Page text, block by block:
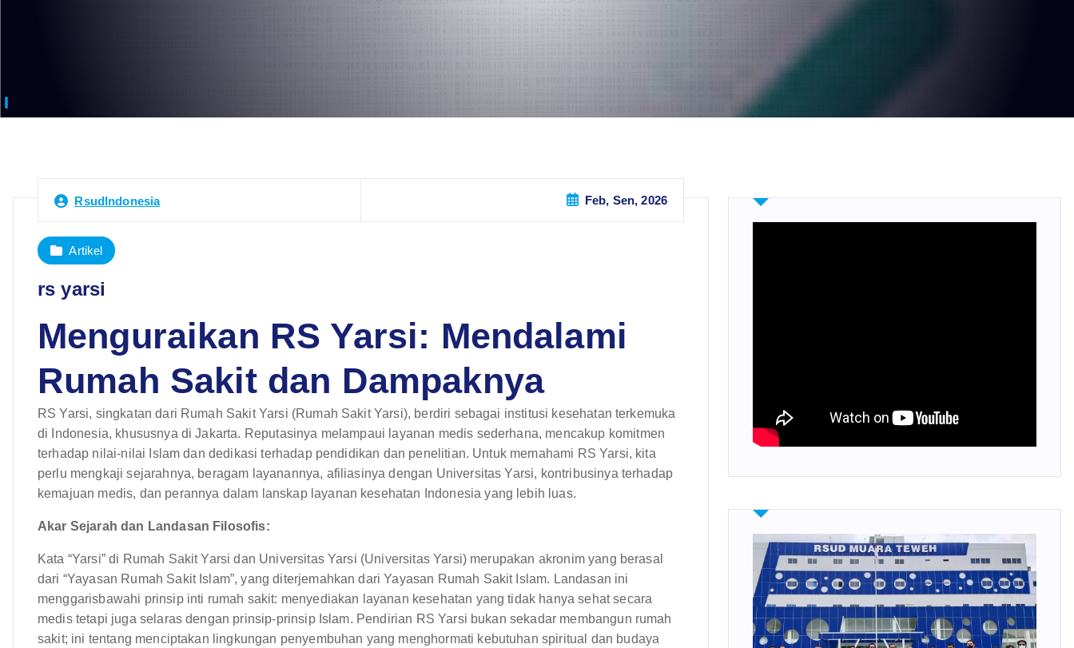
RsudIndonesia Feb, Sen, 2026
Artikel
rs yarsi
Menguraikan RS Yarsi: Mendalami
Rumah Sakit dan Dampaknya
RS Yarsi, singkatan dari Rumah Sakit Yarsi (Rumah Sakit Yarsi), berdiri sebagai institusi kesehatan terkemuka
di Indonesia, khususnya di Jakarta. Reputasinya melampaui layanan medis sederhana, mencakup komitmen
terhadap nilai-nilai Islam dan dedikasi terhadap pendidikan dan penelitian. Untuk memahami RS Yarsi, kita
perlu mengkaji sejarahnya, beragam layanannya, afiliasinya dengan Universitas Yarsi, kontribusinya terhadap
kemajuan medis, dan perannya dalam lanskap layanan kesehatan Indonesia yang lebih luas.
Akar Sejarah dan Landasan Filosofis:
Kata “Yarsi” di Rumah Sakit Yarsi dan Universitas Yarsi (Universitas Yarsi) merupakan akronim yang berasal
dari “Yayasan Rumah Sakit Islam”, yang diterjemahkan dari Yayasan Rumah Sakit Islam. Landasan ini
menggarisbawahi prinsip inti rumah sakit: menyediakan layanan kesehatan yang tidak hanya sehat secara
medis tetapi juga selaras dengan prinsip-prinsip Islam. Pendirian RS Yarsi bukan sekadar membangun rumah
sakit; ini tentang menciptakan lingkungan penyembuhan yang menghormati kebutuhan spiritual dan budaya